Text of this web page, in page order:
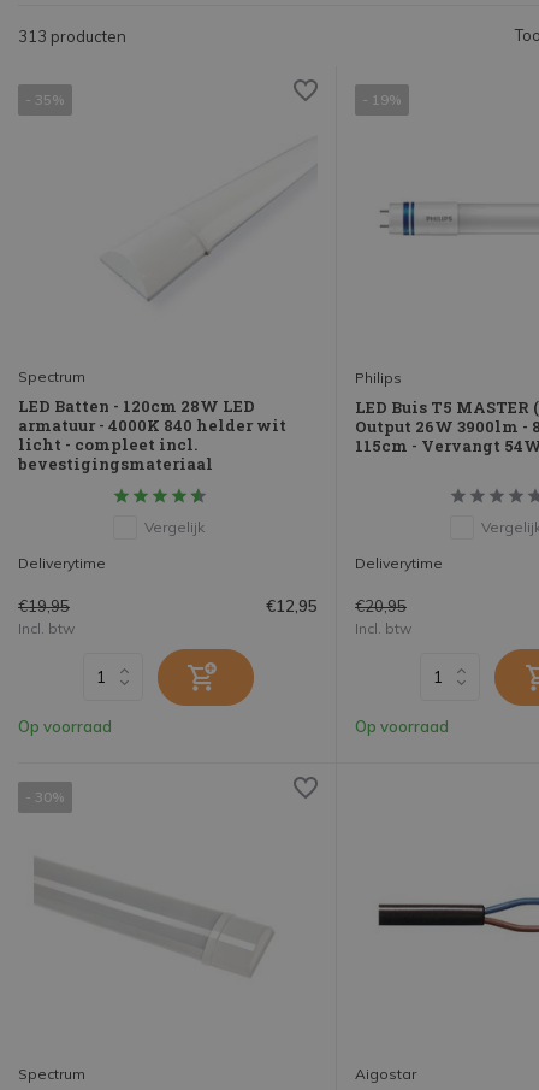
313 producten
- 35%
Spectrum
LED Batten - 120cm 28W LED
armatuur - 4000K 840 helder wit
licht - compleet incl.
bevestigingsmateriaal
Vergelijk
Deliverytime
€19,95 €12,95
Incl. btw
Op voorraad
- 19%
Philips
LED Buis T5 MASTER
Output 26W 3900lm -
115cm - Vervangt
Deliverytime
€20,95
Incl. btw
Op voorraad
- 30%
Spectrum Aigostar